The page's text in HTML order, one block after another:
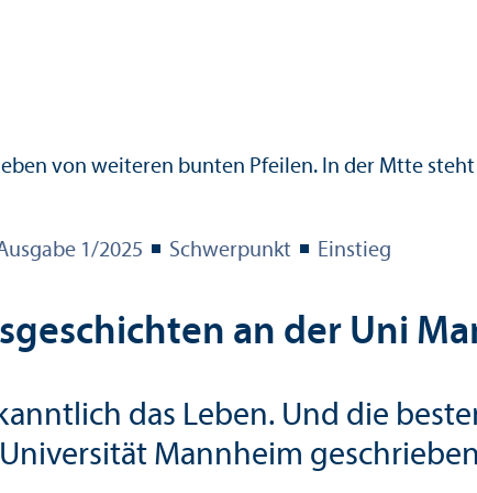
1/2025 Schwerpunkt Einstieg
an der Uni
das Leben. Und die
Mannheim